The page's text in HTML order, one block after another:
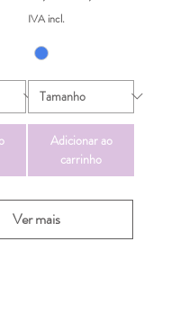
IVA incl.
Adicionar ao
carrinho
Ver mais